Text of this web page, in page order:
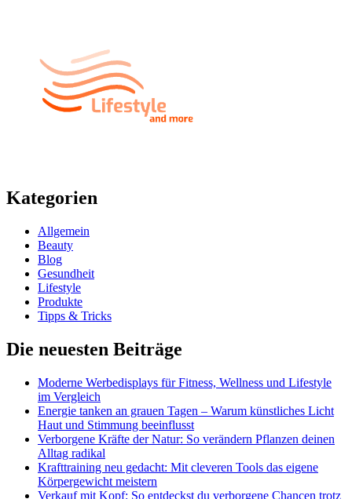
Kategorien
Allgemein
Beauty
Blog
Gesundheit
Lifestyle
Produkte
Tipps & Tricks
Die neuesten Beiträge
Moderne Werbedisplays für Fitness, Wellness und Lifestyle
im Vergleich
Energie tanken an grauen Tagen – Warum künstliches Licht
Haut und Stimmung beeinflusst
Verborgene Kräfte der Natur: So verändern Pflanzen deinen
Alltag radikal
Krafttraining neu gedacht: Mit cleveren Tools das eigene
Körpergewicht meistern
Verkauf mit Kopf: So entdeckst du verborgene Chancen trotz